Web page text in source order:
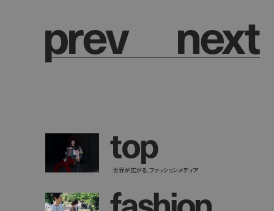
prev next
top
世界が広がる、ファッションメディア